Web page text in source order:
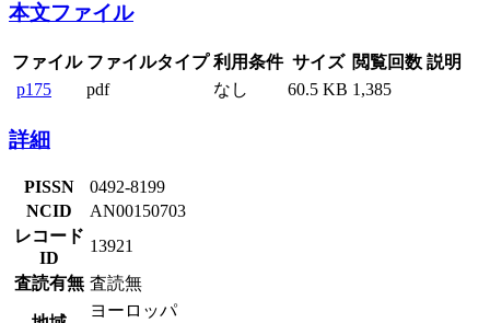
本文ファイル
ファイル ファイルタイプ 利用条件 サイズ 閲覧回数 説明
p175
pdf なし 60.5 KB 1,385
詳細
PISSN
0492-8199
NCID
AN00150703
レコード
ID
13921
査読有無 査読無
ヨーロッパ